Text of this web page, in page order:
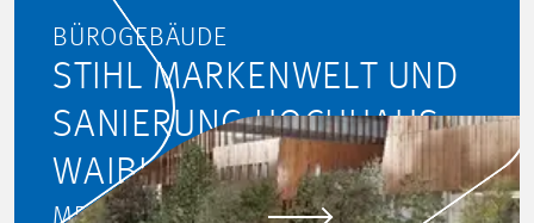
BÜROGEBÄUDE
STIHL MARKENWELT UND
SANIERUNG HOCHHAUS,
WAIBLINGEN
MEHR ERFAHREN